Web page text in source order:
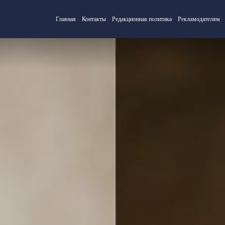
Главная Контакты Редакционная политика Рекламодателям